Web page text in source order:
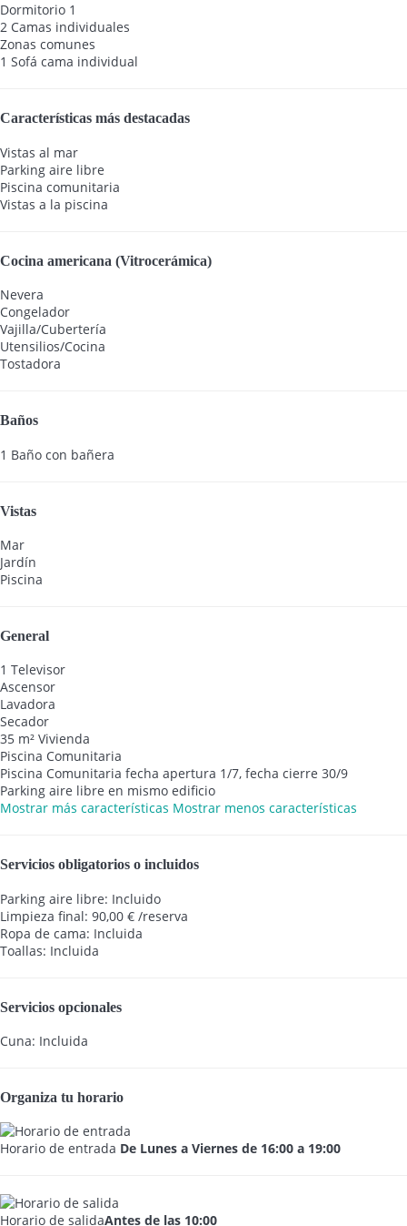
Dormitorio 1
2 Camas individuales
Zonas comunes
1 Sofá cama individual
Características más destacadas
Vistas al mar
Parking aire libre
Piscina comunitaria
Vistas a la piscina
Cocina americana (Vitrocerámica)
Nevera
Congelador
Vajilla/Cubertería
Utensilios/Cocina
Tostadora
Baños
1 Baño con bañera
Vistas
Mar
Jardín
Piscina
General
1 Televisor
Ascensor
Lavadora
Secador
35 m² Vivienda
Piscina Comunitaria
Piscina Comunitaria fecha apertura 1/7, fecha cierre 30/9
Parking aire libre en mismo edificio
Mostrar más características Mostrar menos características
Servicios obligatorios o incluidos
Parking aire libre: Incluido
Limpieza final: 90,00 € /reserva
Ropa de cama: Incluida
Toallas: Incluida
Servicios opcionales
Cuna: Incluida
Organiza tu horario
Horario de entrada De Lunes a Viernes de 16:00 a 19:00
Horario de salidaAntes de las 10:00